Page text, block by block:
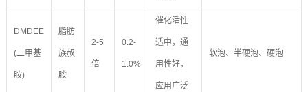
DMDEE
(二甲基
胺)
脂肪
族叔
胺
2-5
倍
0.2-
1.0%
催化活性
适中，通
用性好，
应用广泛
软泡、半硬泡、硬泡